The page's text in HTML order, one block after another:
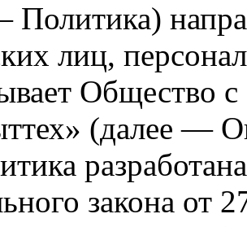
Политика)
лиц,
Общество
(далее —
закона